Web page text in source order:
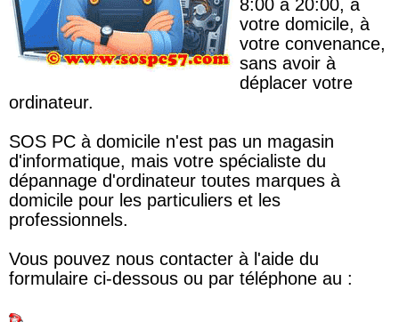
8:00 à 20:00, à
votre domicile, à
votre convenance,
sans avoir à
déplacer votre
ordinateur.
SOS PC à domicile n'est pas un magasin
d'informatique, mais votre spécialiste du
dépannage d'ordinateur toutes marques à
domicile pour les particuliers et les
professionnels.
Vous pouvez nous contacter à l'aide du
formulaire ci-dessous ou par téléphone au :